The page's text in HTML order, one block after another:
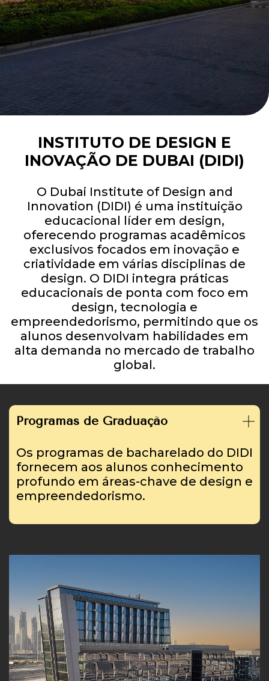
INSTITUTO DE DESIGN E
INOVAÇÃO DE DUBAI (DIDI)
O Dubai Institute of Design and
Innovation (DIDI) é uma instituição
educacional líder em design,
oferecendo programas acadêmicos
exclusivos focados em inovação e
criatividade em várias disciplinas de
design. O DIDI integra práticas
educacionais de ponta com foco em
design, tecnologia e
empreendedorismo, permitindo que os
alunos desenvolvam habilidades em
alta demanda no mercado de trabalho
global.
Programas de Graduação
Os programas de bacharelado do DIDI
fornecem aos alunos conhecimento
profundo em áreas-chave de design e
empreendedorismo.